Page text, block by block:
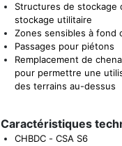
Structures de stockage
stockage utilitaire
Zones sensibles à fond
Passages pour piétons
Remplacement de
pour permettre une
des terrains au-dessus
Caractéristiques
CHBDC - CSA S6